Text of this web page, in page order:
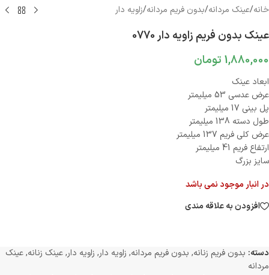
خانه/عینک مردانه/بدون فریم مردانه/زاویه دار
عینک بدون فریم زاویه دار 0770
1,880,000 تومان
ابعاد عینک
عرض عدسی 53 میلیمتر
پل بینی 17 میلیمتر
طول دسته 138 میلیمتر
عرض کلی فریم 137 میلیمتر
ارتفاع فریم 41 میلیمتر
سایز بزرگ
در انبار موجود نمی باشد
افزودن به علاقه مندی
دسته: بدون فریم زنانه, بدون فریم مردانه, زاویه دار, زاویه دار,عینک زنانه,عینک
مردانه